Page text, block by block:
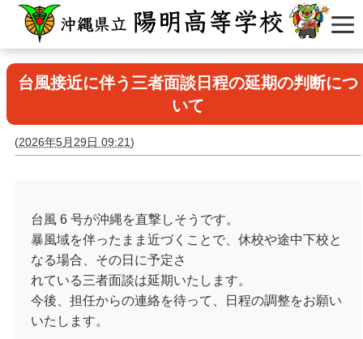
台風接近に伴う三者面談日程の延期の判断につ
いて
(2026年5月29日 09:21)
台風 6 号が沖縄を直撃しそうです。
暴風域を伴ったまま近づくことで、休校や途中下校と
なる場合、その日に予定さ
れている三者面談は延期いたします。
今後、担任からの連絡を待って、日程の調整をお願い
いたします。